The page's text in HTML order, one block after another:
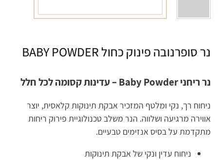
נר סופרנובה פינוק כחול BABY POWDER
נר ריחני Baby Powder – עדינות קסומה לכל חלל
ניחוח רך, נקי ומלטף המזכיר אבקת תינוקות קלאסית, יוצר
אווירה מרגיעה ושלווה. הנר משלב טכנולוגיית פירוק ריחות
מתקדמת על בסיס אנזימים טבעיים.
ניחוח עדין ונקי של אבקת תינוקות